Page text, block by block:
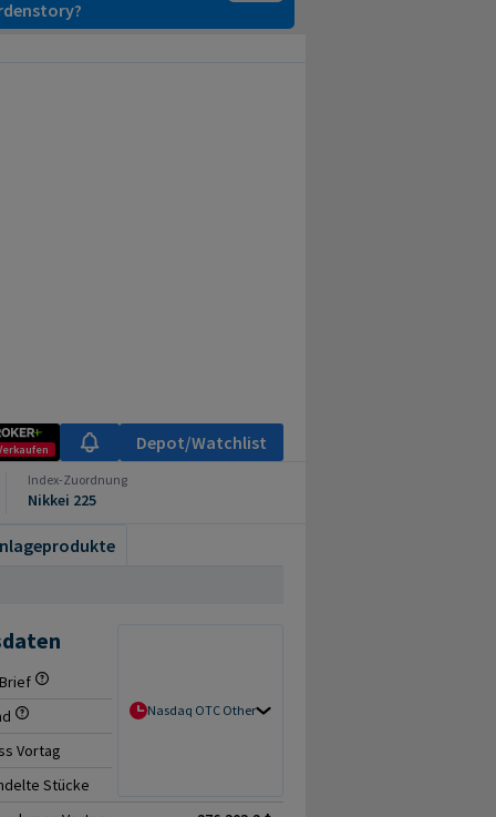
Depot/Watchlist
Index-Zuordnung
Nikkei 225
Nasdaq OTC Other
-
Vortag
Stücke